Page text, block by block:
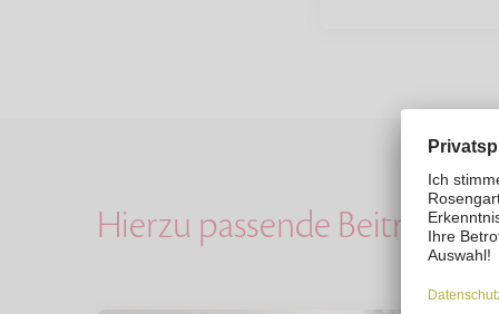
Hierzu passende Beiträge